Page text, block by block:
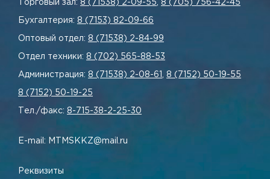
Торговый зал: 8 (71538) 2-09-55 8 (705) 756-42-45
Бухгалтерия: 8 (7153) 82-09-66
Оптовый отдел: 8 (71538) 2-84-99
Отдел техники: 8 (702) 565-88-53
Администрация: 8 (71538) 2-08-61 8 (7152) 50-19-55
8 (7152) 50-19-25
Тел./факс: 8-715-38-2-25-30
E-mail: MTMSKKZ@mail.ru
Реквизиты